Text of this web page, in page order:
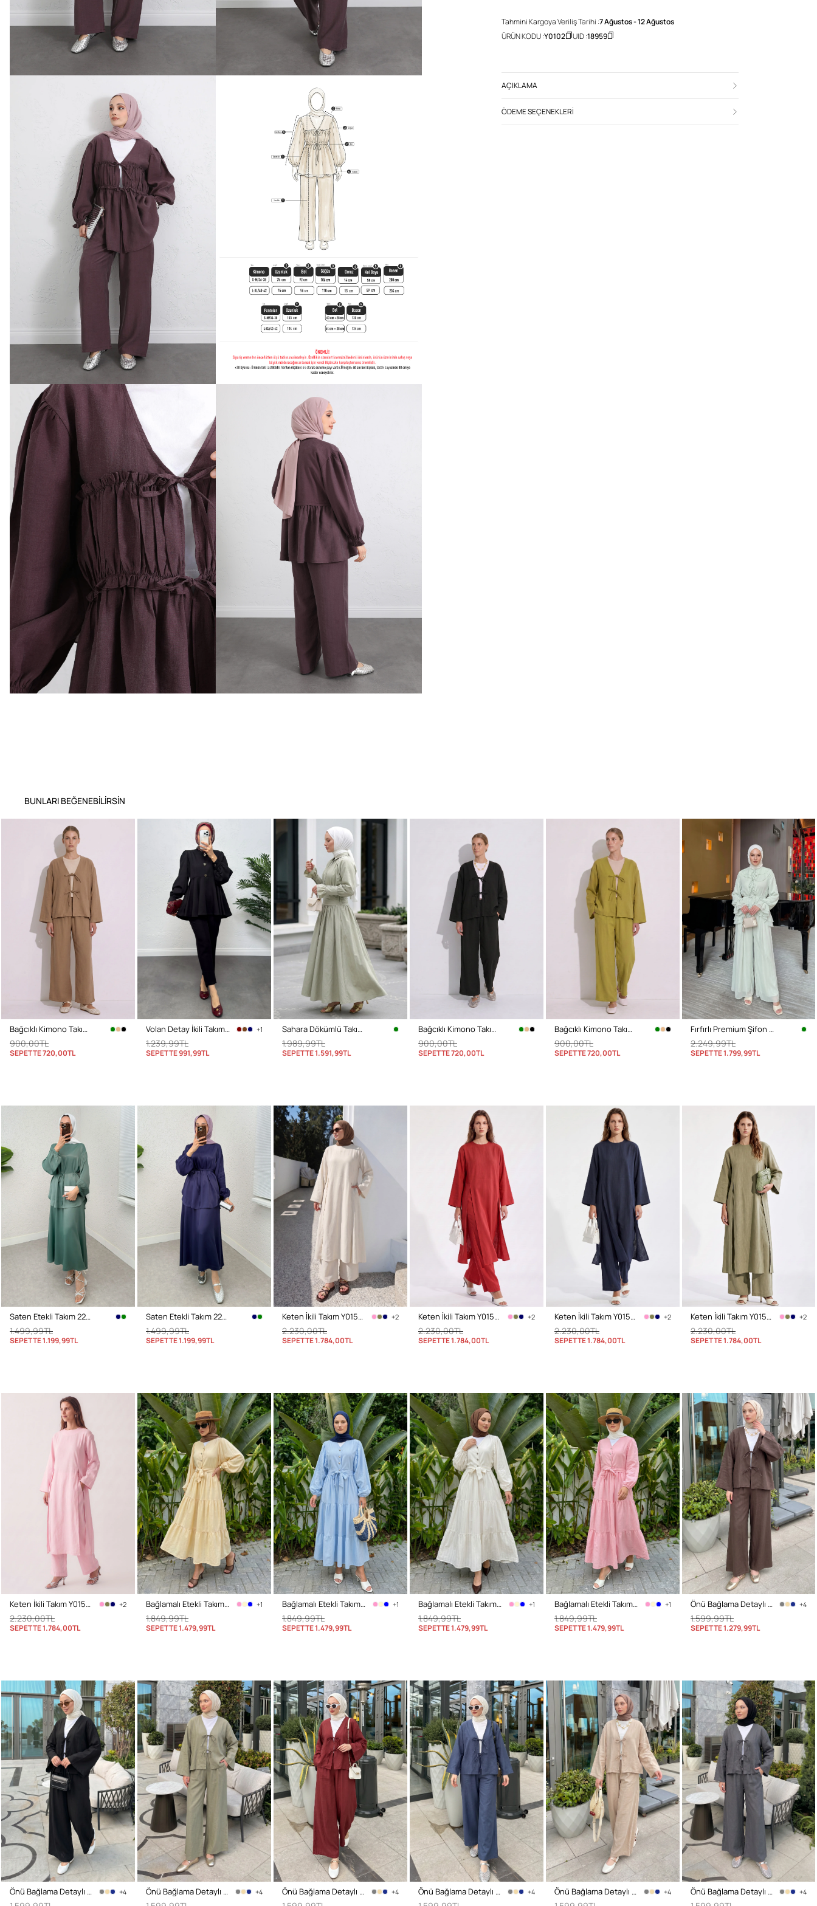
Tahmini Kargoya Veriliş Tarihi :7 Ağustos - 12 Ağustos
ÜRÜN KODU :Y0102 UID :18959
AÇIKLAMA
ÖDEME SEÇENEKLERI
BUNLARI BEĞENEBILIRSIN
Bağcıklı Kimono Takım 26610 - BİSKÜVİ
900,00TL
SEPETTE720,00TL
Volan Detay İkili Takım 0071 - SİYAH +1
1.239,99TL
SEPETTE991,99TL
Sahara Dökümlü Takım 3008 - SU YEŞİLİ
1.989,99TL
SEPETTE1.591,99TL
Bağcıklı Kimono Takım 26610 - SİYAH
900,00TL
SEPETTE720,00TL
Bağcıklı Kimono Takım 26610 - YAĞ YEŞİLİ
900,00TL
SEPETTE720,00TL
Fırfırlı Premium Şifon Takım 266031 - AÇIK YEŞİL
2.249,99TL
SEPETTE1.799,99TL
Saten Etekli Takım 2283 - MİNT YEŞİLİ
1.499,99TL
SEPETTE1.199,99TL
Saten Etekli Takım 2283 - LACİVERT
1.499,99TL
SEPETTE1.199,99TL
Keten İkili Takım Y0155 - EKRU +2
2.230,00TL
SEPETTE1.784,00TL
Keten İkili Takım Y0155 - KIRMIZI +2
2.230,00TL
SEPETTE1.784,00TL
Keten İkili Takım Y0155 - LACİVERT +2
2.230,00TL
SEPETTE1.784,00TL
Keten İkili Takım Y0155 - AÇIK HAKİ +2
2.230,00TL
SEPETTE1.784,00TL
Keten İkili Takım Y0155 - AÇIK PEMBE +2
2.230,00TL
SEPETTE1.784,00TL
Bağlamalı Etekli Takım Y0149 - TEREYAĞ SARISI +1
1.849,99TL
SEPETTE1.479,99TL
Bağlamalı Etekli Takım Y0149 - BEBE MAVİSİ +1
1.849,99TL
SEPETTE1.479,99TL
Bağlamalı Etekli Takım Y0149 - KREM +1
1.849,99TL
SEPETTE1.479,99TL
Bağlamalı Etekli Takım Y0149 - AÇIK PEMBE +1
1.849,99TL
SEPETTE1.479,99TL
Önü Bağlama Detaylı Takım Y0143 - KAHVE +4
1.599,99TL
SEPETTE1.279,99TL
Önü Bağlama Detaylı Takım Y0143 - SİYAH +4 Önü Bağlama Detaylı Takım Y0143 - HAKİ +4 Önü Bağlama Detaylı Takım Y0143 - BORDO +4 Önü Bağlama Detaylı Takım Y0143 - İNDİGO +4 Önü Bağlama Detaylı Takım Y0143 - BEJ +4 Önü Bağlama Detaylı Takım Y0143 - KOYU GRİ +4